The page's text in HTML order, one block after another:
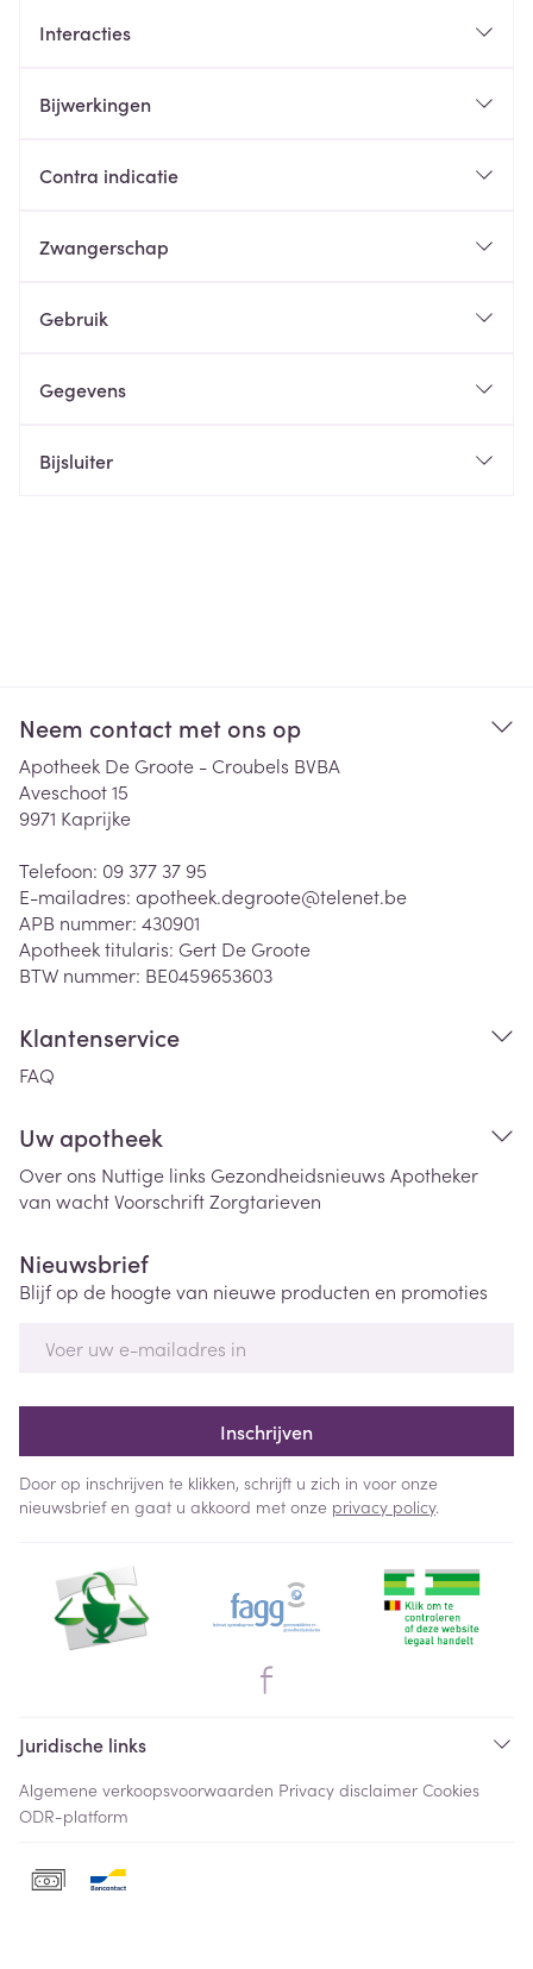
Interacties
Bijwerkingen
Contra indicatie
Zwangerschap
Gebruik
Gegevens
Bijsluiter
Neem contact met ons op
Apotheek De Groote - Croubels BVBA
Aveschoot 15
9971 Kaprijke
Telefoon: 09 377 37 95
E-mailadres: apotheek.degroote@telenet.be
APB nummer: 430901
Apotheek titularis: Gert De Groote
BTW nummer: BE0459653603
Klantenservice
FAQ
Uw apotheek
Over ons Nuttige links Gezondheidsnieuws Apotheker
van wachtVoorschriftZorgtarieven
Nieuwsbrief
Blijf op de hoogte van nieuwe producten en promoties
Inschrijven
Door op inschrijven te klikken, schrijft u zich in voor onze
nieuwsbrief en gaat u akkoord met onze privacy policy.
Juridische links
Algemene verkoopsvoorwaarden Privacy disclaimer Cookies
ODR-platform